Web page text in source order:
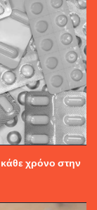
χρόνο στην